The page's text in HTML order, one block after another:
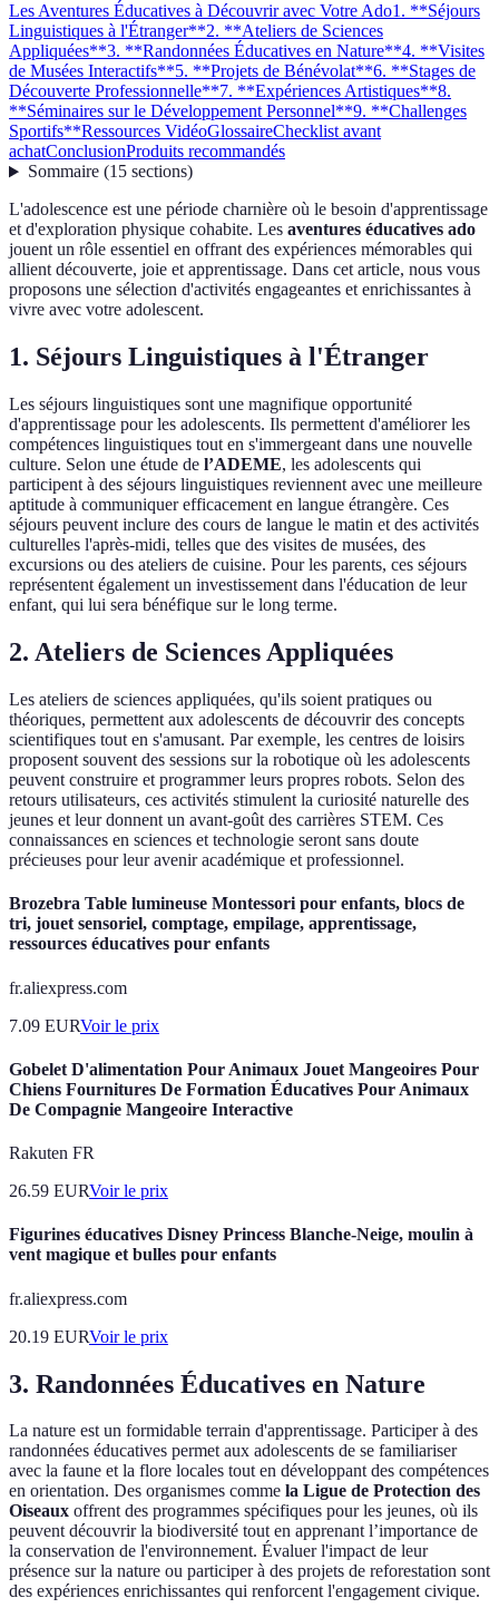
Les Aventures Éducatives à Découvrir avec Votre Ado1. **Séjours
Linguistiques à l'Étranger**2. **Ateliers de Sciences
Appliquées**3. **Randonnées Éducatives en Nature**4. **Visites
de Musées Interactifs**5. **Projets de Bénévolat**6. **Stages de
Découverte Professionnelle**7. **Expériences Artistiques**8.
**Séminaires sur le Développement Personnel**9. **Challenges
Sportifs**Ressources VidéoGlossaireChecklist avant
achatConclusionProduits recommandés
Sommaire(15 sections)
L'adolescence est une période charnière où le besoin d'apprentissage
et d'exploration physique cohabite. Les aventures éducatives ado
jouent un rôle essentiel en offrant des expériences mémorables qui
allient découverte, joie et apprentissage. Dans cet article, nous vous
proposons une sélection d'activités engageantes et enrichissantes à
vivre avec votre adolescent.
1. Séjours Linguistiques à l'Étranger
Les séjours linguistiques sont une magnifique opportunité
d'apprentissage pour les adolescents. Ils permettent d'améliorer les
compétences linguistiques tout en s'immergeant dans une nouvelle
culture. Selon une étude de l’ADEME, les adolescents qui
participent à des séjours linguistiques reviennent avec une meilleure
aptitude à communiquer efficacement en langue étrangère. Ces
séjours peuvent inclure des cours de langue le matin et des activités
culturelles l'après-midi, telles que des visites de musées, des
excursions ou des ateliers de cuisine. Pour les parents, ces séjours
représentent également un investissement dans l'éducation de leur
enfant, qui lui sera bénéfique sur le long terme.
2. Ateliers de Sciences Appliquées
Les ateliers de sciences appliquées, qu'ils soient pratiques ou
théoriques, permettent aux adolescents de découvrir des concepts
scientifiques tout en s'amusant. Par exemple, les centres de loisirs
proposent souvent des sessions sur la robotique où les adolescents
peuvent construire et programmer leurs propres robots. Selon des
retours utilisateurs, ces activités stimulent la curiosité naturelle des
jeunes et leur donnent un avant-goût des carrières STEM. Ces
connaissances en sciences et technologie seront sans doute
précieuses pour leur avenir académique et professionnel.
Brozebra Table lumineuse Montessori pour enfants, blocs de
tri, jouet sensoriel, comptage, empilage, apprentissage,
ressources éducatives pour enfants
fr.aliexpress.com
7.09 EURVoir le prix
Gobelet D'alimentation Pour Animaux Jouet Mangeoires Pour
Chiens Fournitures De Formation Éducatives Pour Animaux
De Compagnie Mangeoire Interactive
Rakuten FR
26.59 EURVoir le prix
Figurines éducatives Disney Princess Blanche-Neige, moulin à
vent magique et bulles pour enfants
fr.aliexpress.com
20.19 EURVoir le prix
3. Randonnées Éducatives en Nature
La nature est un formidable terrain d'apprentissage. Participer à des
randonnées éducatives permet aux adolescents de se familiariser
avec la faune et la flore locales tout en développant des compétences
en orientation. Des organismes comme la Ligue de Protection des
Oiseaux offrent des programmes spécifiques pour les jeunes, où ils
peuvent découvrir la biodiversité tout en apprenant l’importance de
la conservation de l'environnement. Évaluer l'impact de leur
présence sur la nature ou participer à des projets de reforestation sont
des expériences enrichissantes qui renforcent l'engagement civique.